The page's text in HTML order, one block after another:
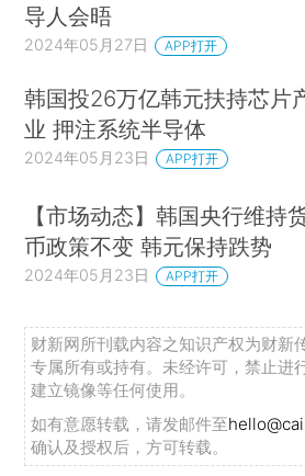
导人会晤
2024年05月27日 APP打开
韩国投26万亿韩元扶持芯片
业 押注系统半导体
2024年05月23日 APP打开
【市场动态】韩国央行维持
币政策不变 韩元保持跌势
2024年05月23日 APP打开
财新网所刊载内容之知识产权为财新
专属所有或持有。未经许可，禁止进
建立镜像等任何使用。
如有意愿转载，请发邮件至
确认及授权后，方可转载。